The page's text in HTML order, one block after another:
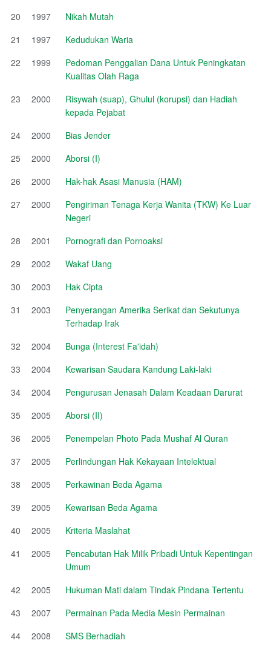
20
1997
Nikah Mutah
21
1997
Kedudukan Waria
22
1999
Pedoman Penggalian Dana Untuk Peningkatan
Kualitas Olah Raga
23
2000
Risywah (suap), Ghulul (korupsi) dan Hadiah
kepada Pejabat
24
2000
Bias Jender
25
2000
Aborsi (I)
26
2000
Hak-hak Asasi Manusia (HAM)
27
2000
Pengiriman Tenaga Kerja Wanita (TKW) Ke Luar
Negeri
28
2001
Pornografi dan Pornoaksi
29
2002
Wakaf Uang
30
2003
Hak Cipta
31
2003
Penyerangan Amerika Serikat dan Sekutunya
Terhadap Irak
32
2004
Bunga (Interest Fa'idah)
33
2004
Kewarisan Saudara Kandung Laki-laki
34
2004
Pengurusan Jenasah Dalam Keadaan Darurat
35
2005
Aborsi (II)
36
2005
Penempelan Photo Pada Mushaf Al Quran
37
2005
Perlindungan Hak Kekayaan Intelektual
38
2005
Perkawinan Beda Agama
39
2005
Kewarisan Beda Agama
40
2005
Kriteria Maslahat
41
2005
Pencabutan Hak Milik Pribadi Untuk Kepentingan
Umum
42
2005
Hukuman Mati dalam Tindak Pindana Tertentu
43
2007
Permainan Pada Media Mesin Permainan
44
2008
SMS Berhadiah